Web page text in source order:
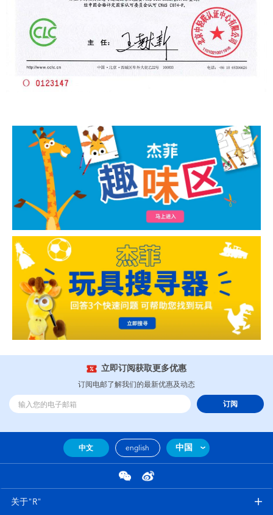
立即订阅获取更多优惠
订阅电邮了解我们的最新优惠及动态
订阅
中文 english 中国
关于"R"